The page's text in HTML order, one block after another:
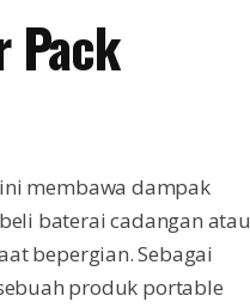
Pack
membawa dampak
baterai cadangan atau
bepergian. Sebagai
produk portable